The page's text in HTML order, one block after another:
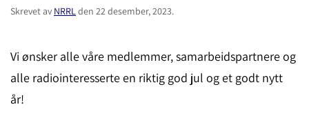
Skrevet av NRRLden 22 desember, 2023.
Vi ønsker alle våre medlemmer, samarbeidspartnere og
alle radiointeresserte en riktig god jul og et godt nytt
år!